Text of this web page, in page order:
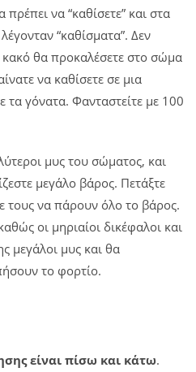
να “καθίσετε” και στα
“καθίσματα”. Δεν
κακό θα προκαλέσετε στο σώμα
να καθίσετε σε μια
τα γόνατα. Φανταστείτε με 100
μυς του σώματος, και
μεγάλο βάρος. Πετάξτε
τους να πάρουν όλο το βάρος.
οι μηριαίοι δικέφαλοι και
μεγάλοι μυς και θα
το φορτίο.
είναι πίσω και κάτω.